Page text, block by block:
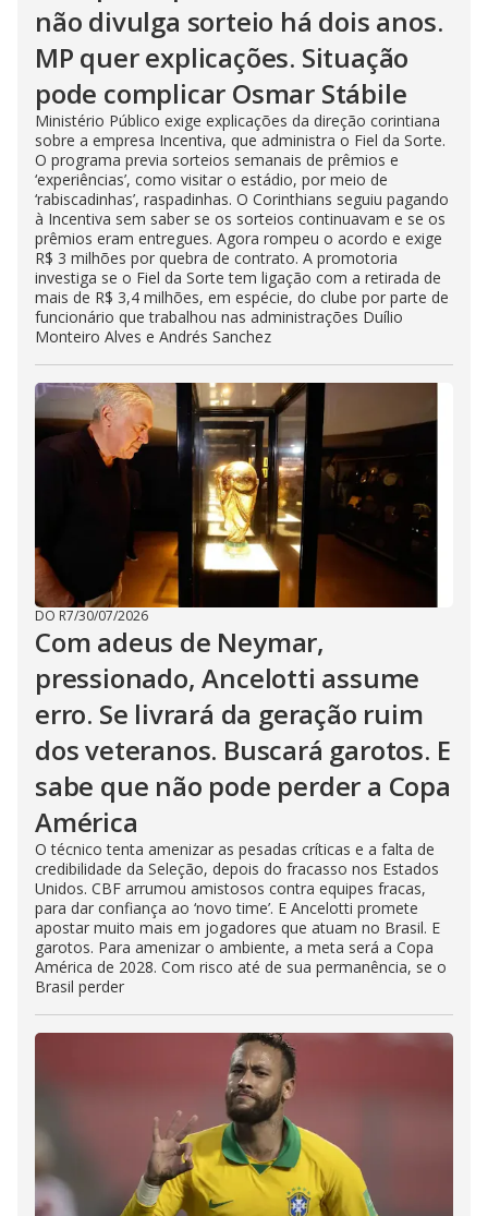
não divulga sorteio há dois anos.
MP quer explicações. Situação
pode complicar Osmar Stábile
Ministério Público exige explicações da direção corintiana
sobre a empresa Incentiva, que administra o Fiel da Sorte.
O programa previa sorteios semanais de prêmios e
‘experiências’, como visitar o estádio, por meio de
‘rabiscadinhas’, raspadinhas. O Corinthians seguiu pagando
à Incentiva sem saber se os sorteios continuavam e se os
prêmios eram entregues. Agora rompeu o acordo e exige
R$ 3 milhões por quebra de contrato. A promotoria
investiga se o Fiel da Sorte tem ligação com a retirada de
mais de R$ 3,4 milhões, em espécie, do clube por parte de
funcionário que trabalhou nas administrações Duílio
Monteiro Alves e Andrés Sanchez
DO R7/30/07/2026
Com adeus de Neymar,
pressionado, Ancelotti assume
erro. Se livrará da geração ruim
dos veteranos. Buscará garotos. E
sabe que não pode perder a Copa
América
O técnico tenta amenizar as pesadas críticas e a falta de
credibilidade da Seleção, depois do fracasso nos Estados
Unidos. CBF arrumou amistosos contra equipes fracas,
para dar confiança ao ‘novo time’. E Ancelotti promete
apostar muito mais em jogadores que atuam no Brasil. E
garotos. Para amenizar o ambiente, a meta será a Copa
América de 2028. Com risco até de sua permanência, se o
Brasil perder